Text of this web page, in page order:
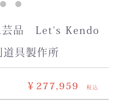
芸品 Let's Kendo
具製作所
￥277,959 税込